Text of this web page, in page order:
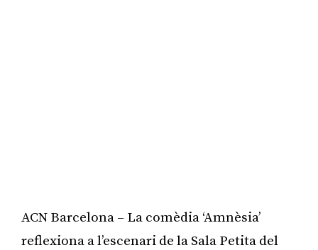
ACN Barcelona – La comèdia ‘Amnèsia’
reflexiona a l’escenari de la Sala Petita del